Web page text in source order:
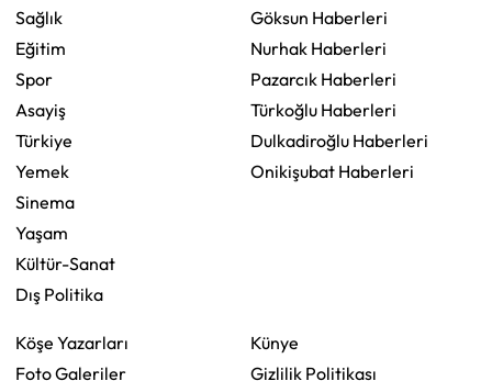
Sağlık
Eğitim
Spor
Asayiş
Türkiye
Yemek
Sinema
Yaşam
Kültür-Sanat
Dış Politika
Göksun Haberleri
Nurhak Haberleri
Pazarcık Haberleri
Türkoğlu Haberleri
Dulkadiroğlu Haberleri
Onikişubat Haberleri
Köşe Yazarları
Foto Galeriler
Künye
Gizlilik Politikası